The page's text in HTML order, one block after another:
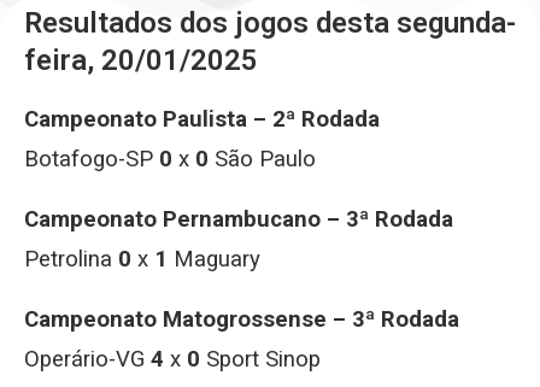
Resultados dos jogos desta segunda-
feira, 20/01/2025
Campeonato Paulista – 2ª Rodada
Botafogo-SP 0 x 0 São Paulo
Campeonato Pernambucano – 3ª Rodada
Petrolina 0 x 1 Maguary
Campeonato Matogrossense – 3ª Rodada
Operário-VG 4 x 0 Sport Sinop